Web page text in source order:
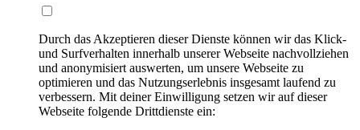
Durch das Akzeptieren dieser Dienste können wir das Klick-
und Surfverhalten innerhalb unserer Webseite nachvollziehen
und anonymisiert auswerten, um unsere Webseite zu
optimieren und das Nutzungserlebnis insgesamt laufend zu
verbessern. Mit deiner Einwilligung setzen wir auf dieser
Webseite folgende Drittdienste ein: